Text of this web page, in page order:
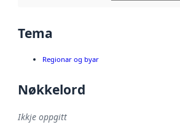
Tema
Regionar og byar
Nøkkelord
Ikkje oppgitt